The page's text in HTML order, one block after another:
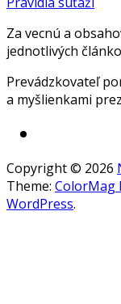
Za vecnú a
jednotlivých
Prevádzkovateľ
a myšlienkami
Copyright © 2026
Theme: ColorMag
WordPress.